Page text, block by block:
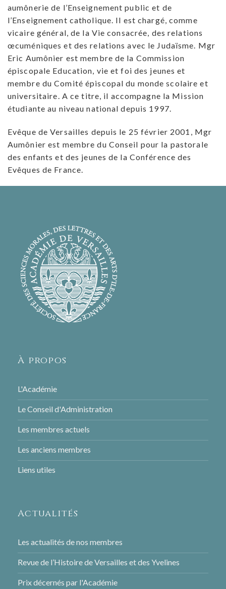
aumônerie de l’Enseignement public et de
l’Enseignement catholique. Il est chargé, comme
vicaire général, de la Vie consacrée, des relations
œcuméniques et des relations avec le Judaïsme. Mgr
Eric Aumônier est membre de la Commission
épiscopale Education, vie et foi des jeunes et
membre du Comité épiscopal du monde scolaire et
universitaire. A ce titre, il accompagne la Mission
étudiante au niveau national depuis 1997.
Evêque de Versailles depuis le 25 février 2001, Mgr
Aumônier est membre du Conseil pour la pastorale
des enfants et des jeunes de la Conférence des
Evêques de France.
À propos
L'Académie
Le Conseil d'Administration
Les membres actuels
Les anciens membres
Liens utiles
Actualités
Les actualités de nos membres
Revue de l’Histoire de Versailles et des Yvelines
Prix décernés par l'Académie